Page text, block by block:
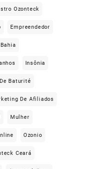
Ozonteck
Empreendedor
Insônia
Baturité
De Afiliados
Mulher
Ozonio
Ceará